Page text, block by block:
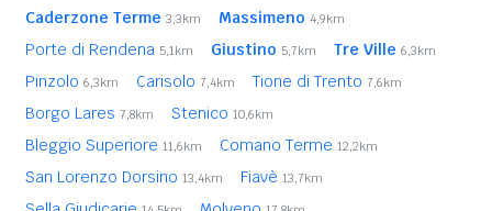
Caderzone Terme 3,3km Massimeno 4,9km
Porte di Rendena 5,1km Giustino 5,7km Tre Ville 6,3km
Pinzolo 6,3km Carisolo 7,4km Tione di Trento 7,6km
Borgo Lares 7,8km Stenico 10,6km
Bleggio Superiore 11,6km Comano Terme 12,2km
San Lorenzo Dorsino 13,4km Fiavè 13,7km